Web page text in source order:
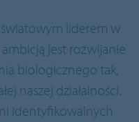
liderem w
jest rozwijanie
biologicznego tak,
naszej działalności.
identyfikowalnych